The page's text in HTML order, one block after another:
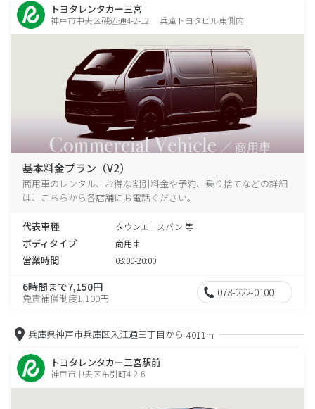
トヨタレンタカー三宮
神戸市中央区磯辺通4-2-12 兵庫トヨタビル東側内
基本料金プラン（V2）
商用車のレンタル、お得な割引料金や予約、乗り捨てなどの詳細
は、こちらから各店舗にお電話ください。
代表車種 タウンエースバン 等
ボディタイプ 商用車
営業時間 08:00-20:00
6時間まで7,150円
免責補償制度1,100円 078-222-0100
兵庫県神戸市兵庫区入江通三丁目から 4011m
トヨタレンタカー三宮駅前
神戸市中央区布引町4-2-6